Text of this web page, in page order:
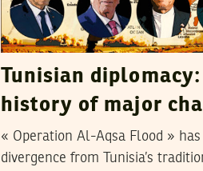
Tunisian
history of major
« Operation Al-Aqsa Flood » has
divergence from Tunisia’s